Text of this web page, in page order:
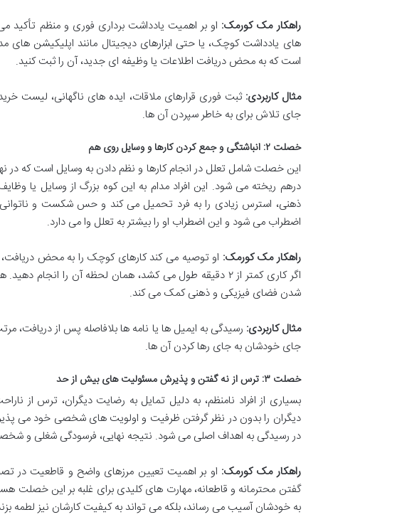
راهکار مک کورمک: او بر اهمیت یادداشت برداری فوری و منظم تأکید
های یادداشت کوچک، یا حتی ابزارهای دیجیتال مانند اپلیکیشن
است که به محض دریافت اطلاعات یا وظیفه ای جدید، آن را ثبت کنید.
مثال کاربردی: ثبت فوری قرارهای ملاقات، ایده های ناگهانی، لیست
جای تلاش برای به خاطر سپردن آن ها.
خصلت ۲: انباشتگی و جمع کردن کارها و وسایل روی هم
این خصلت شامل تعلل در انجام کارها و نظم دادن به وسایل است که در
درهم ریخته می شود. این افراد مدام به این کوه بزرگ از وسایل یا
ذهنی، استرس زیادی را به فرد تحمیل می کند و حس شکست و ناتوانی
اضطراب می شود و این اضطراب او را بیشتر به تعلل وا می دارد.
راهکار مک کورمک:
اگر کاری کمتر از ۲ دقیقه طول می کشد، همان لحظه آن را
شدن فضای فیزیکی و ذهنی کمک می کند.
مثال کاربردی: رسیدگی به ایمیل ها یا نامه ها بلافاصله پس از دریافت،
جای خودشان به جای رها کردن آن ها.
خصلت ۳: ترس از نه گفتن و پذیرش مسئولیت های بیش از حد
بسیاری از افراد نامنظم، به دلیل تمایل به رضایت دیگران، ترس از
دیگران را بدون در نظر گرفتن ظرفیت و اولویت های شخصی خود می
در رسیدگی به اهداف اصلی می شود. نتیجه نهایی، فرسودگی شغلی و
راهکار مک کورمک: او بر اهمیت تعیین مرزهای واضح و قاطعیت در
گفتن محترمانه و قاطعانه، مهارت های کلیدی برای غلبه بر این خصلت
به خودشان آسیب می رساند، بلکه می تواند به کیفیت کارشان نیز لطمه